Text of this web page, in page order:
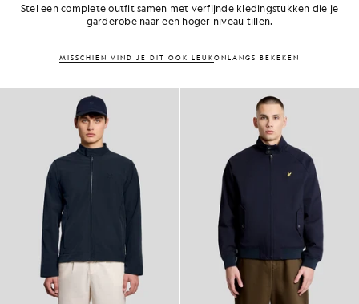
Stel een complete outfit samen met verfijnde kledingstukken die je
garderobe naar een hoger niveau tillen.
MISSCHIEN VIND JE DIT OOK LEUKONLANGS BEKEKEN